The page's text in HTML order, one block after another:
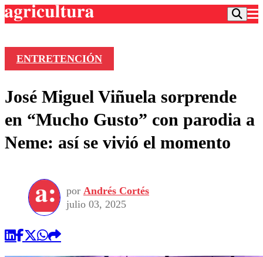
Frecuencias
Agricultura TV
Deportes
Colo Colo
Seleccion Chilena
Torneo Internacional
Universidad de Chile
Entretención
Economía
Internacional
Sustentabilidad
Publicaciones en medios
Opinión
ENTRETENCIÓN
José Miguel Viñuela sorprende
en “Mucho Gusto” con parodia a
Neme: así se vivió el momento
por Andrés Cortés
julio 03, 2025